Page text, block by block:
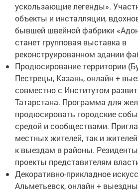
ускользающие легенды».
объекты и инсталляции,
бывшей швейной фабрики
станет групповая выставка в
реконструированном здании
Продюсирование территории
Пестрецы, Казань, онлайн +
совместно с Институтом
Татарстана. Программа для
продюсировать городские
средой и сообществами.
местных жителей, так и
к выездам в районы.
проекты представителям
Декоративно-прикладное
Альметьевск, онлайн +